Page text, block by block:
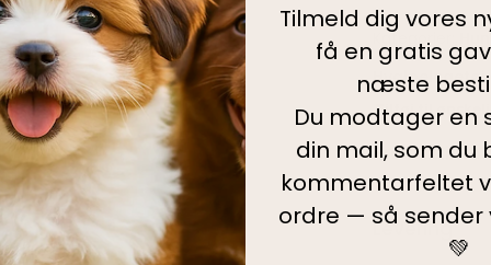
Kategorier:
Hvalpelegetøj
Tilføj til
Levering
Tilmeld dig vores
få en gratis
næste
Du modtager en
din mail, som du
kommentarfeltet
ordre — så sender
💚